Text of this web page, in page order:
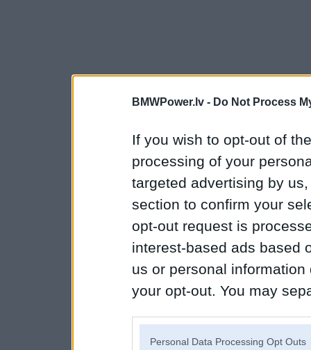
BMWPower.lv - Do Not Process
If you wish to opt-out of
processing of your
targeted advertising by
section to confirm your
opt-out request is
interest-based ads based
us or personal
your opt-out. You may
Personal Data Processing Opt Outs